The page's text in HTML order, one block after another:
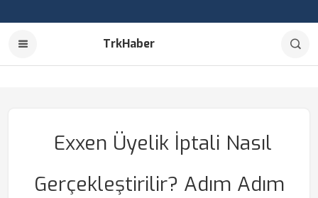
TrkHaber
Exxen Üyelik İptali Nasıl
Gerçekleştirilir? Adım Adım